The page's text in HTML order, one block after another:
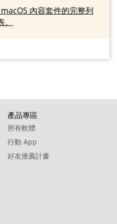
內容套件的完整列
。
產品專區
所有軟體
行動 App
好友推薦計畫